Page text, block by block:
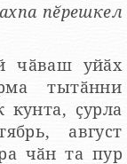
пӗрешкел
чӑваш уйӑх
тытӑнни
кунта, ҫурла
август
чӑн та пур